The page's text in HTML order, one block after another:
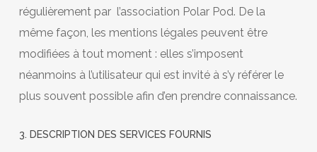
régulièrement par l’association Polar Pod. De la
même façon, les mentions légales peuvent être
modifiées à tout moment : elles s’imposent
néanmoins à l’utilisateur qui est invité à s’y référer le
plus souvent possible afin d’en prendre connaissance.
3. DESCRIPTION DES SERVICES FOURNIS